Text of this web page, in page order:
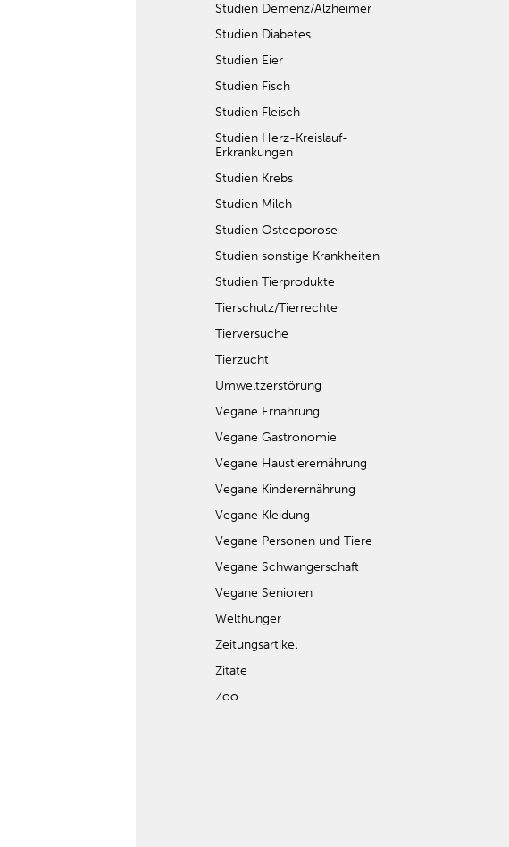
Studien Demenz/Alzheimer
Studien Diabetes
Studien Eier
Studien Fisch
Studien Fleisch
Studien Herz-Kreislauf-
Erkrankungen
Studien Krebs
Studien Milch
Studien Osteoporose
Studien sonstige Krankheiten
Studien Tierprodukte
Tierschutz/Tierrechte
Tierversuche
Tierzucht
Umweltzerstörung
Vegane Ernährung
Vegane Gastronomie
Vegane Haustierernährung
Vegane Kinderernährung
Vegane Kleidung
Vegane Personen und Tiere
Vegane Schwangerschaft
Vegane Senioren
Welthunger
Zeitungsartikel
Zitate
Zoo